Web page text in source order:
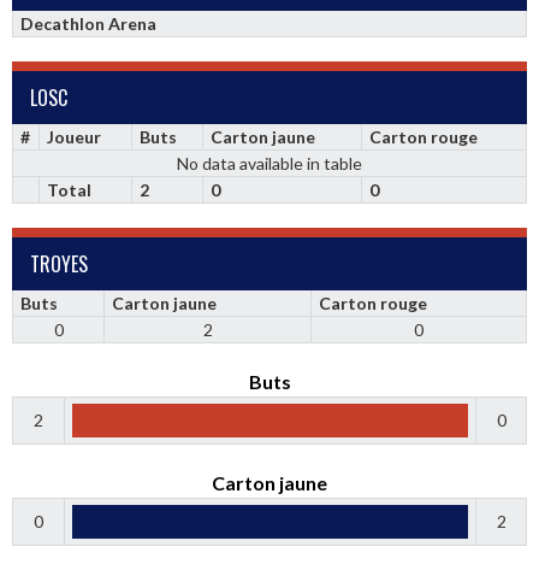
Decathlon Arena
LOSC
# Joueur Buts Carton jaune
Carton rouge
No data available in table
Total
2 0 0
TROYES
Buts Carton jaune
Carton rouge
0
2 0
Buts
2 0
Carton jaune
0 2